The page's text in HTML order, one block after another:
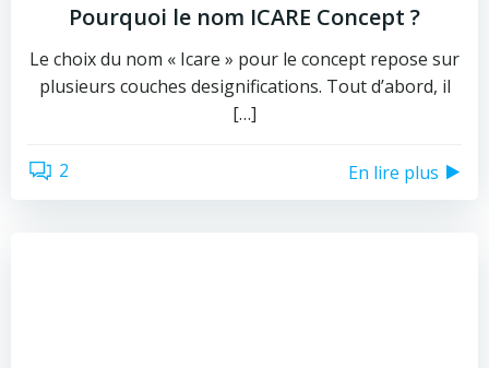
Pourquoi le nom ICARE Concept ?
Le choix du nom « Icare » pour le concept repose sur
plusieurs couches designifications. Tout d’abord, il
[…]
2 En lire plus